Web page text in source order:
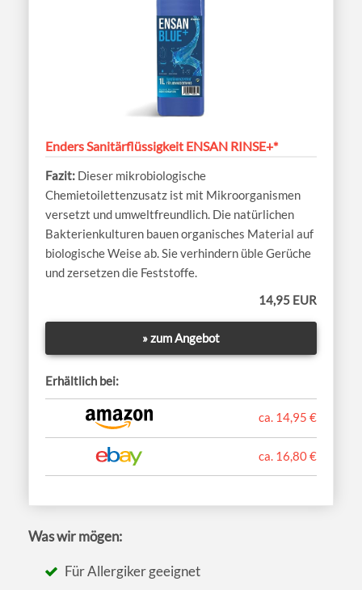
Enders Sanitärflüssigkeit ENSAN RINSE+*
Dieser mikrobiologische
Chemietoilettenzusatz ist mit Mikroorganismen
versetzt und umweltfreundlich. Die natürlichen
Bakterienkulturen bauen organisches Material auf
biologische Weise ab. Sie verhindern üble Gerüche
und zersetzen die Feststoffe.
14,95 EUR
» zum Angebot
Erhältlich bei:
ca. 14,95 €
ca. 16,80 €
Was wir mögen:
Für Allergiker geeignet